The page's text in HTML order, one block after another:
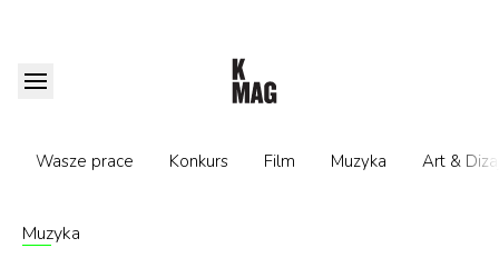
Wasze prace Konkurs Film Muzyka Art &
Muzyka